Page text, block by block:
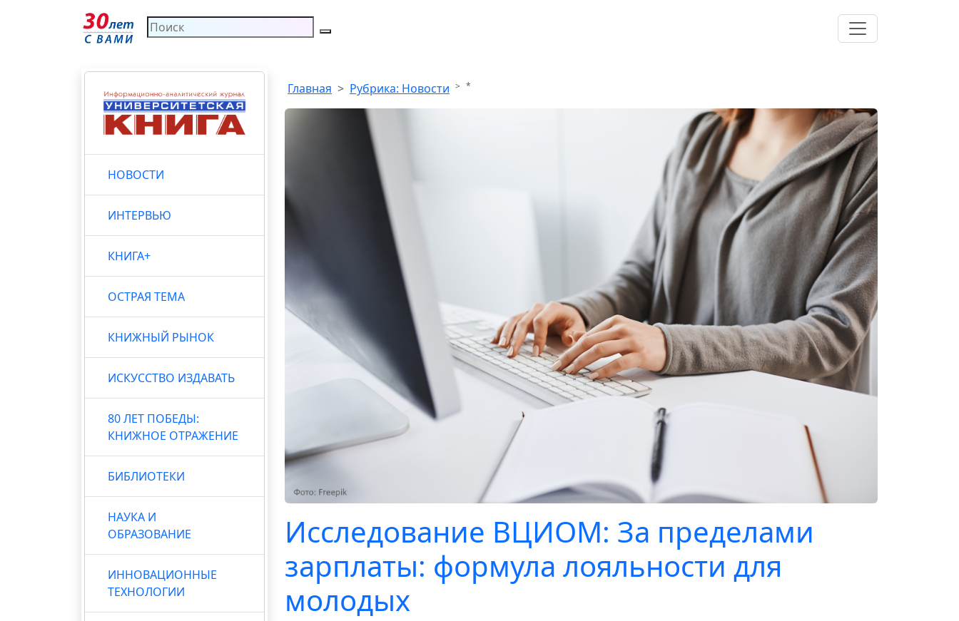
НОВОСТИ
ИНТЕРВЬЮ
КНИГА+
ОСТРАЯ ТЕМА
КНИЖНЫЙ РЫНОК
ИСКУССТВО ИЗДАВАТЬ
80 ЛЕТ ПОБЕДЫ:
КНИЖНОЕ ОТРАЖЕНИЕ
БИБЛИОТЕКИ
НАУКА И
ОБРАЗОВАНИЕ
ИННОВАЦИОННЫЕ
ТЕХНОЛОГИИ
Главная Рубрика: Новости *
Исследование ВЦИОМ: За пределами
зарплаты: формула лояльности для
молодых